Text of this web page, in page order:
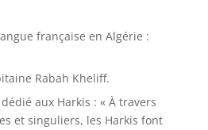
française en Algérie :
Rabah Kheliff.
aux Harkis : « À travers
et singuliers, les Harkis font